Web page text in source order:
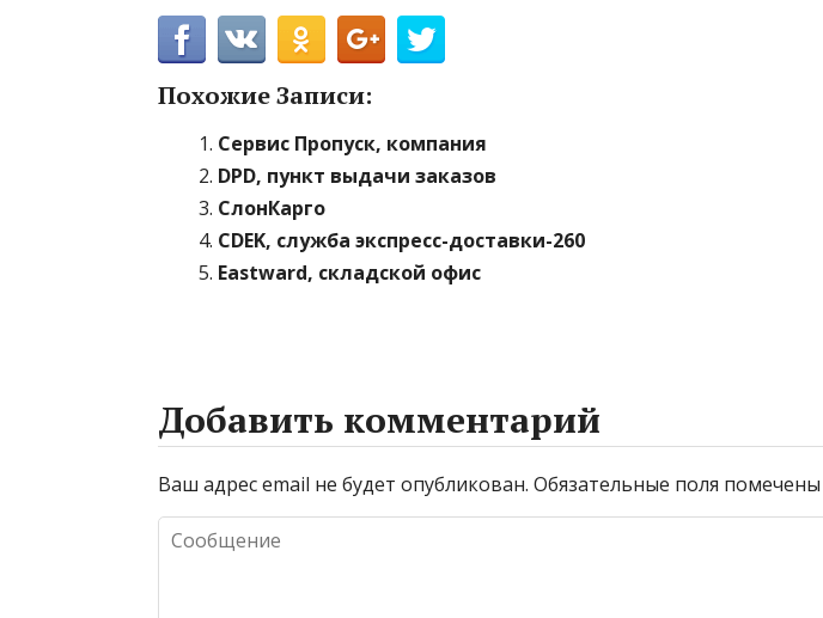
Похожие Записи:
Сервис Пропуск, компания
DPD, пункт выдачи заказов
СлонКарго
CDEK, служба экспресс-доставки-260
Eastward, складской офис
Добавить комментарий
Ваш адрес email не будет опубликован. Обязательные поля помечены